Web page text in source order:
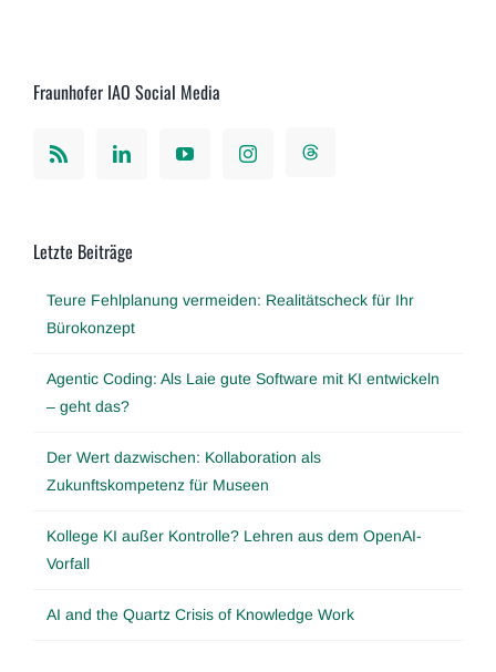
Fraunhofer IAO Social Media
Letzte Beiträge
Teure Fehlplanung vermeiden: Realitätscheck für Ihr
Bürokonzept
Agentic Coding: Als Laie gute Software mit KI entwickeln
– geht das?
Der Wert dazwischen: Kollaboration als
Zukunftskompetenz für Museen
Kollege KI außer Kontrolle? Lehren aus dem OpenAI-
Vorfall
AI and the Quartz Crisis of Knowledge Work